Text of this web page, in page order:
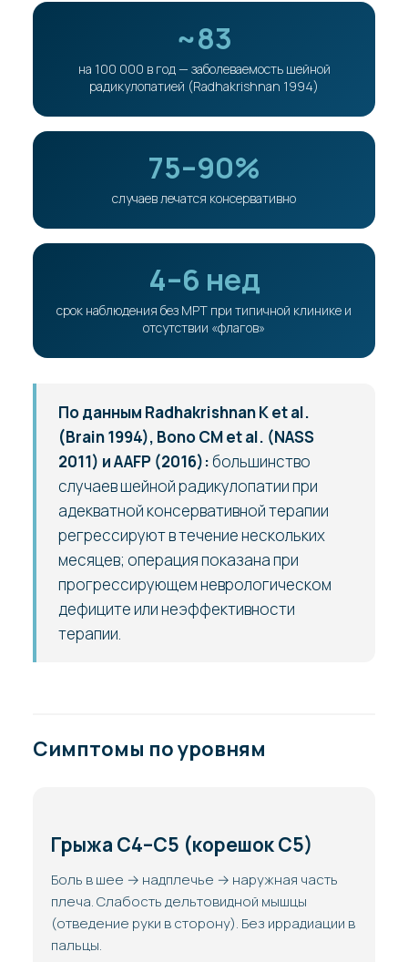
~83
на 100 000 в год — заболеваемость шейной
радикулопатией (Radhakrishnan 1994)
75–90%
случаев лечатся консервативно
4–6 нед
срок наблюдения без МРТ при типичной клинике и
отсутствии «флагов»
По данным Radhakrishnan K et al.
(Brain 1994), Bono CM et al. (NASS
2011) и AAFP (2016): большинство
случаев шейной радикулопатии при
адекватной консервативной терапии
регрессируют в течение нескольких
месяцев; операция показана при
прогрессирующем неврологическом
дефиците или неэффективности
терапии.
Симптомы по уровням
Грыжа C4–C5 (корешок C5)
Боль в шее → надплечье → наружная часть
плеча. Слабость дельтовидной мышцы
(отведение руки в сторону). Без иррадиации в
пальцы.